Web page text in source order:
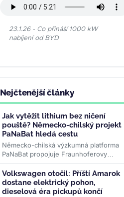
23.1.26 - Co přináší 1000 kW
nabíjení od BYD
Nejčtenější články
Jak vytěžit lithium bez ničení
pouště? Německo-chilský projekt
PaNaBat hledá cestu
Německo-chilská výzkumná platforma
PaNaBat propojuje Fraunhoferovy
instituty s chilskými vědci. Cílem je těžit
lithium bez odpařovacích...>>
Volkswagen otočil: Příští Amarok
dostane elektrický pohon,
dieselová éra pickupů končí